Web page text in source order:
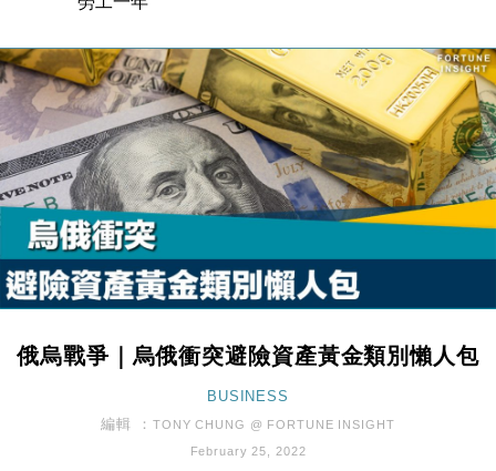
機
18:31
財經｜華僑銀行上半年淨利創新高 中期息增15%至
47仙
17:33
財經｜滙豐上調香港今年GDP預測至4.5% 看好貿易
及消費表現
16:47
本地｜假冒內地執法人員要求交「保證金」 43歲女子
損失近6900萬元
16:05
財經｜日經失守6.5萬點後回穩 全周仍升近2%
15:47
財經｜恒隆10月換帥 玩具「反」斗城亞洲CEO蔡德
15:11
財經｜韓股反覆波動收跌 連挫7周創逾3年最長跌勢
財經｜內地7月美元計價出口增近24%勝預期 貿易順
差達1125億美元
俄烏戰爭｜烏俄衝突避險資產黃金類別懶人包
BUSINESS
編輯 ： TONY CHUNG @ FORTUNE INSIGHT
February 25, 2022